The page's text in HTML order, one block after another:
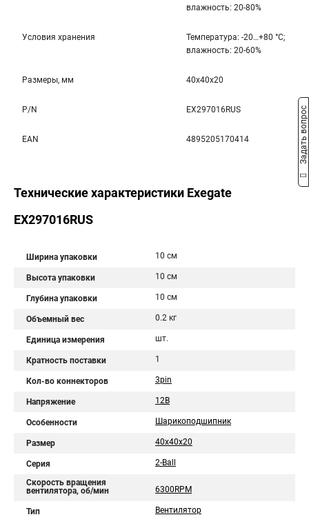
влажность: 20-80%
Условия хранения
Температура: -20…+80 °С;
влажность: 20-60%
Размеры, мм 40x40x20
P/N EX297016RUS
EAN 4895205170414
Технические характеристики Exegate
EX297016RUS
Ширина упаковки 10 см
Высота упаковки 10 см
Глубина упаковки 10 см
Объемный вес 0.2 кг
Единица измерения шт.
Кратность поставки 1
Кол-во коннекторов 3pin
Напряжение 12В
Особенности Шарикоподшипник
Размер 40x40x20
Серия 2-Ball
Скорость вращения
вентилятора, об/мин
6300RPM
Тип Вентилятор
Задать вопрос